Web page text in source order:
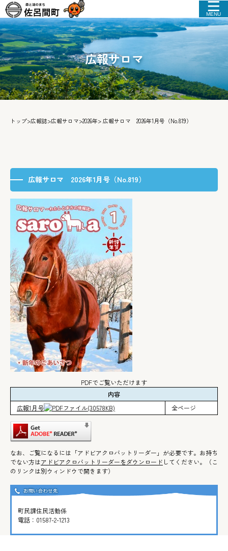
MENU
広報サロマ
トップ>広報誌>広報サロマ>2026年> 広報サロマ 2026年1月号（No.819）
広報サロマ 2026年1月号（No.819）
PDFでご覧いただけます
内容
広報1月号
(30578KB) 全ページ
なお、ご覧になるには「アドビアクロバットリーダー」が必要です。お持ち
でない方はアドビアクロバットリーダーをダウンロード してください。（こ
のリンクは別ウィンドウで開きます）
町民課住民活動係
電話： 01587-2-1213